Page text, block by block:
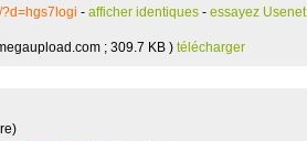
- afficher identiques - essayez Usenet
; 309.7 KB ) télécharger